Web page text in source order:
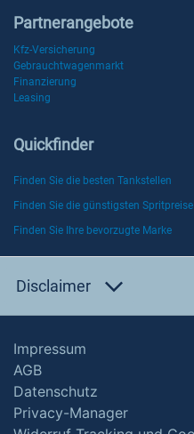
Partnerangebote
Kfz-Versicherung
Gebrauchtwagenmarkt
Finanzierung
Leasing
Quickfinder
Finden Sie die besten Tankstellen
Finden Sie die günstigsten Spritpreise
Finden Sie Ihre bevorzugte Marke
Disclaimer
Impressum
AGB
Datenschutz
Privacy-Manager